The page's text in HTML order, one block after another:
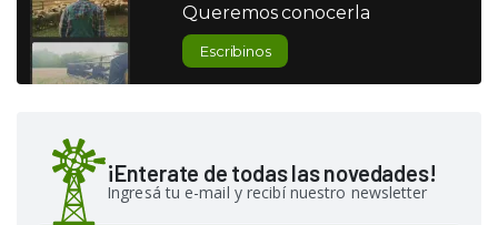
Queremos conocerla
Escribinos
¡Enterate de todas las novedades!
Ingresá tu e-mail y recibí nuestro newsletter